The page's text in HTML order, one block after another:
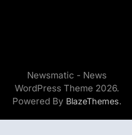
Newsmatic - News
WordPress Theme 2026.
Powered By BlazeThemes.